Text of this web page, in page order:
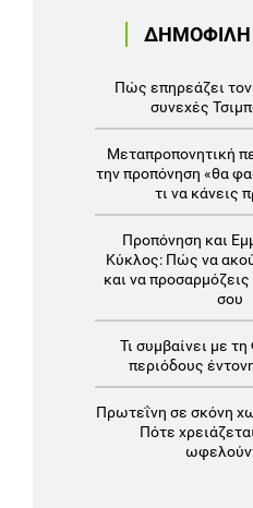
ΔΗΜΟΦΙΛΗ
Πώς επηρεάζει
συνεχές
Μεταπροπονητική
την προπόνηση «θα
τι να κάνεις
Προπόνηση και
Κύκλος: Πώς να
και να
σου
Τι συμβαίνει με
περιόδους
Πρωτεΐνη σε σκόνη
Πότε